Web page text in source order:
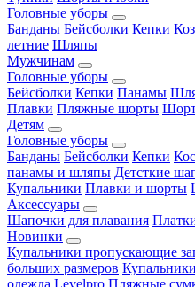
Головные уборы
Банданы Бейсболки Кепки
летние Шляпы
Мужчинам
Головные уборы
Бейсболки Кепки Панамы
Плавки Пляжные шорты
Детям
Головные уборы
Банданы Бейсболки Кепки
панамы и шляпы Детсткие
Купальники Плавки и шорты
Аксессуары
Шапочки для плавания
Новинки
Купальники пропускающие
больших размеров Купальники
одежда Levelpro Пляжные